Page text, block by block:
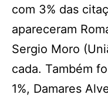
com 3% das
apareceram
Sergio Moro
cada. Também
1%, Damares